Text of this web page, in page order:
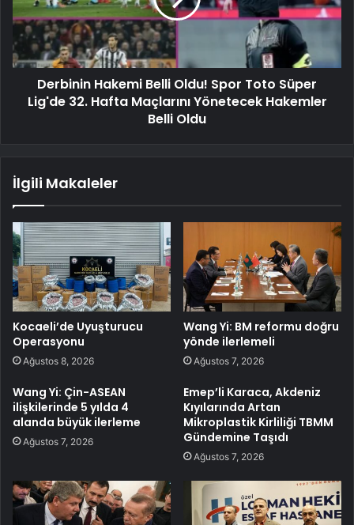
Derbinin Hakemi Belli Oldu! Spor Toto Süper
Lig'de 32. Hafta Maçlarını Yönetecek Hakemler
Belli Oldu
İlgili Makaleler
Kocaeli’de Uyuşturucu
Operasyonu
Ağustos 8, 2026
Wang Yi: BM reformu doğru
yönde ilerlemeli
Ağustos 7, 2026
Wang Yi: Çin-ASEAN
ilişkilerinde 5 yılda 4
alanda büyük ilerleme
Ağustos 7, 2026
Emep’li Karaca, Akdeniz
Kıyılarında Artan
Mikroplastik Kirliliği TBMM
Gündemine Taşıdı
Ağustos 7, 2026